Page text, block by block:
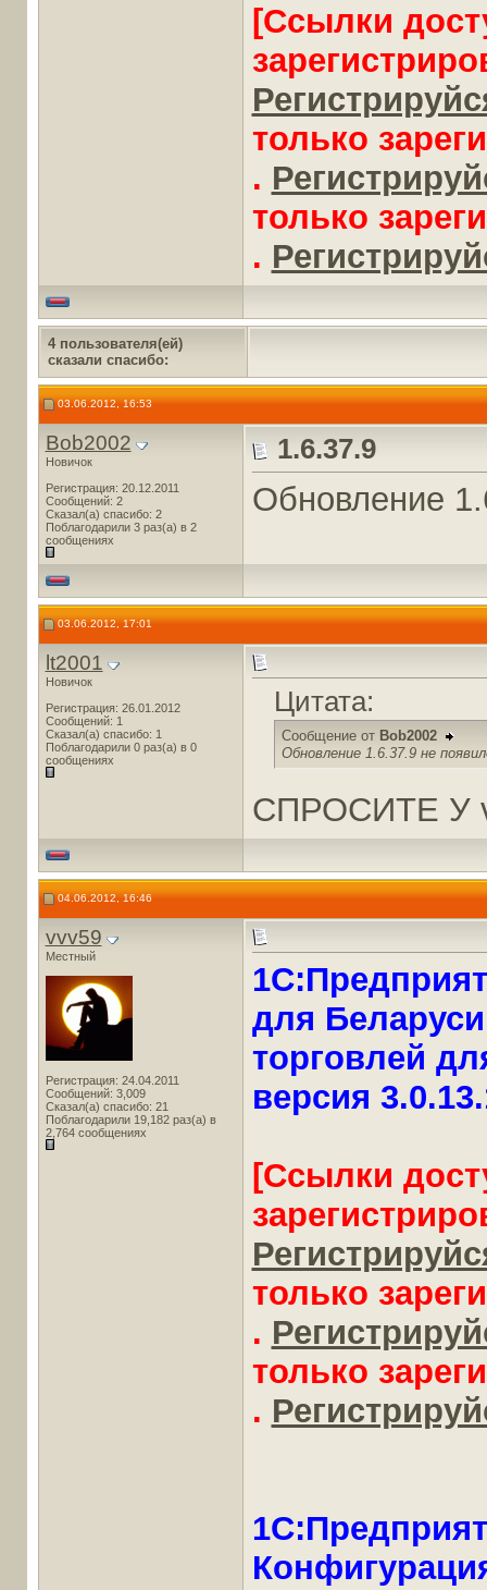
[Ссылки
только
.
только
.
4 пользователя(ей)
сказали cпасибо:
03.06.2012, 16:53
Bob2002
Новичок
Регистрация: 20.12.2011
Сообщений: 2
Сказал(а) спасибо: 2
Поблагодарили 3 раз(а) в 2
сообщениях
1.6.37.9
Обновление
03.06.2012, 17:01
lt2001
Новичок
Регистрация: 26.01.2012
Сообщений: 1
Сказал(а) спасибо: 1
Поблагодарили 0 раз(а) в 0
сообщениях
Цитата:
Сообщение от Bob2002
Обновление 1.6.37.9 не
СПРОСИТЕ У
04.06.2012, 16:46
vvv59
Местный
Регистрация: 24.04.2011
Сообщений: 3,009
Сказал(а) спасибо: 21
Поблагодарили 19,182 раз(а) в
2,764 сообщениях
для
торговлей
версия
[Ссылки
только
.
только
.